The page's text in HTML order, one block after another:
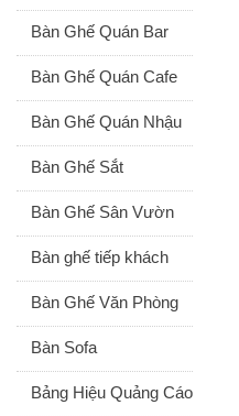
Bàn Ghế Quán Bar
Bàn Ghế Quán Cafe
Bàn Ghế Quán Nhậu
Bàn Ghế Sắt
Bàn Ghế Sân Vườn
Bàn ghế tiếp khách
Bàn Ghế Văn Phòng
Bàn Sofa
Bảng Hiệu Quảng Cáo